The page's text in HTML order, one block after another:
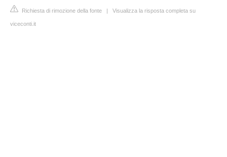
Richiesta di rimozione della fonte | Visualizza la risposta completa su
viceconti.it